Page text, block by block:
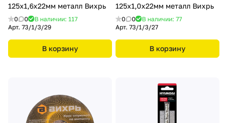
125х1,6х22мм металл Вихрь
0 0
В наличии: 117
Арт. 73/1/3/29
В корзину
125х1,0х22мм металл Вихрь
0 0
В наличии: 77
Арт. 73/1/3/27
В корзину